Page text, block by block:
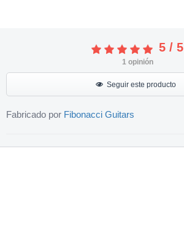
5 / 5
1opinión
Seguir este producto
Fabricado por Fibonacci Guitars